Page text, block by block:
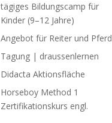
tägiges Bildungscamp für
Kinder (9–12 Jahre)
Angebot für Reiter und Pferd
Tagung | draussenlernen
Didacta Aktionsfläche
Horseboy Method 1
Zertifikationskurs engl.